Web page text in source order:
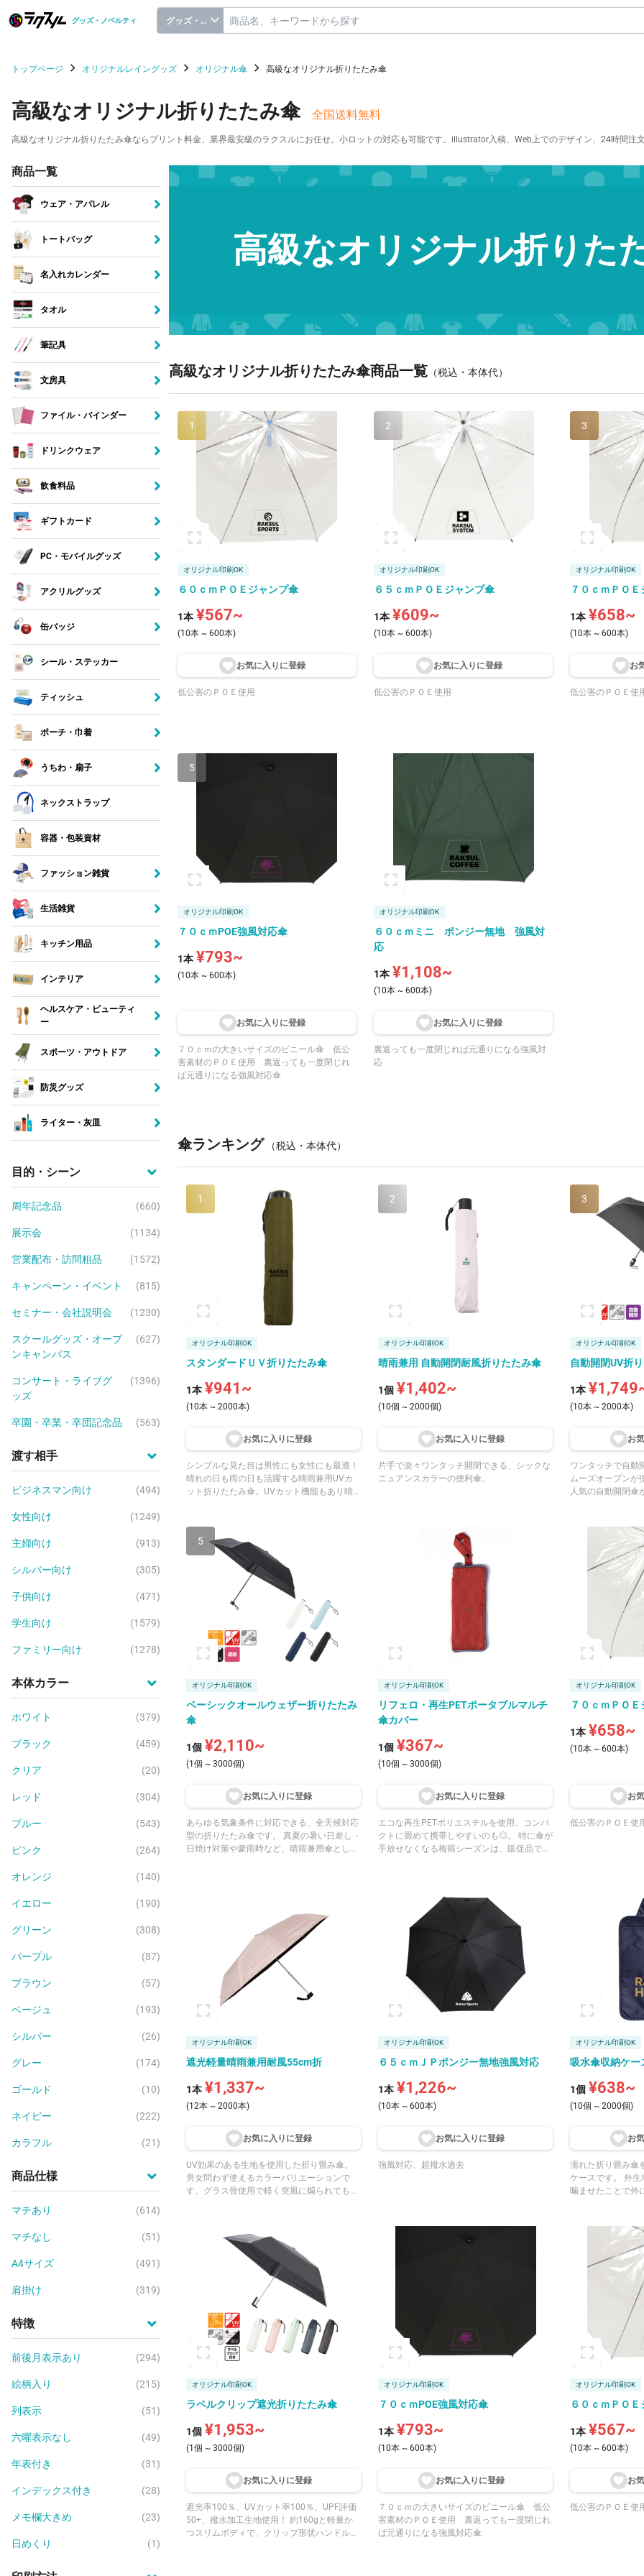
グッズ・ノベルティ グッズ・ノベルティ
トップページ オリジナルレイングッズ オリジナル傘 高級なオリジナル折りたたみ傘
高級なオリジナル折りたたみ傘 全国送料無料
高級なオリジナル折りたたみ傘ならプリント料金、業界最安級のラクスルにお任せ。小ロットの対応も可能です。illustrator入稿、Web上でのデザイン、24時間注
商品一覧
ウェア・アパレル
トートバッグ
名入れカレンダー
タオル
筆記具
文房具
ファイル・バインダー
ドリンクウェア
飲食料品
ギフトカード
PC・モバイルグッズ
アクリルグッズ
缶バッジ
シール・ステッカー
ティッシュ
ポーチ・巾着
うちわ・扇子
ネックストラップ
容器・包装資材
ファッション雑貨
生活雑貨
キッチン用品
インテリア
ヘルスケア・ビューティ
ー
スポーツ・アウトドア
防災グッズ
ライター・灰皿
目的・シーン
周年記念品 (660)
展示会 (1134)
営業配布・訪問粗品 (1572)
キャンペーン・イベント (815)
セミナー・会社説明会 (1230)
スクールグッズ・オープ
ンキャンパス
(627)
コンサート・ライブグ
ッズ
(1396)
卒園・卒業・卒団記念品 (563)
渡す相手
ビジネスマン向け (494)
女性向け (1249)
主婦向け (913)
シルバー向け (305)
子供向け (471)
学生向け (1579)
ファミリー向け (1278)
本体カラー
ホワイト (379)
ブラック (459)
クリア (20)
レッド (304)
ブルー (543)
ピンク (264)
オレンジ (140)
イエロー (190)
グリーン (308)
パープル (87)
ブラウン (57)
ベージュ (193)
シルバー (26)
グレー (174)
ゴールド (10)
ネイビー (222)
カラフル (21)
商品仕様
マチあり (614)
マチなし (51)
A4サイズ (491)
肩掛け (319)
特徴
前後月表示あり (294)
絵柄入り (215)
列表示 (51)
六曜表示なし (49)
年表付き (31)
インデックス付き (28)
メモ欄大きめ (23)
日めくり (1)
高級なオリジナル折りた
高級なオリジナル折りたたみ傘商品一覧（税込・本体代）
1
オリジナル印刷OK
６０ｃｍＰＯＥジャンプ傘
1本 ¥567~
(10本 ~ 600本)
お気に入りに登録
低公害のＰＯＥ使用
2
オリジナル印刷OK
６５ｃｍＰＯＥジャンプ傘
1本 ¥609~
(10本 ~ 600本)
お気に入りに登録
低公害のＰＯＥ使用
3
オリジナル印刷OK
７０ｃｍＰＯ
1本 ¥658~
(10本 ~ 600本)
お
低公害のＰＯＥ使
5
オリジナル印刷OK
７０ｃｍPOE強風対応傘
1本 ¥793~
(10本 ~ 600本)
お気に入りに登録
７０ｃｍの大きいサイズのビニール傘 低公
害素材のＰＯＥ使用 裏返っても一度閉じれ
ば元通りになる強風対応傘
オリジナル印刷OK
６０ｃｍミニ ポンジー無地 強風対
応
1本 ¥1,108~
(10本 ~ 600本)
お気に入りに登録
裏返っても一度閉じれば元通りになる強風対
応
傘ランキング （税込・本体代）
1
オリジナル印刷OK
スタンダードＵＶ折りたたみ傘
1本 ¥941~
(10本 ~ 2000本)
お気に入りに登録
シンプルな見た目は男性にも女性にも最適！
晴れの日も雨の日も活躍する晴雨兼用UVカ
ット折りたたみ傘。UVカット機能もあり晴
2
オリジナル印刷OK
晴雨兼用 自動開閉耐風折りたたみ傘
1個 ¥1,402~
(10個 ~ 2000個)
お気に入りに登録
片手で楽々ワンタッチ開閉できる、シックな
ニュアンスカラーの便利傘。
3
オリジナル印刷OK
自動開閉UV折
1本
(10本 ~ 2000本)
お
ワンタッチで自動
ムーズオープンが
人気の自動開閉傘
でも安価かつ ベーシックで使いやすいブラッ
ク・ネイビーの2
案が可能です。 傘袋と本体傘パネルに印刷が
単色またはフル
オリジナルロゴ
ント物販、ビジ
5
オリジナル印刷OK
ベーシックオールウェザー折りたたみ
傘
1個 ¥2,110~
(1個 ~ 3000個)
お気に入りに登録
あらゆる気象条件に対応できる、全天候対応
型の折りたたみ傘です。 真夏の暑い日差し・
日焼け対策や豪雨時など、晴雨兼用傘として
オリジナリティの高いアイテムを製作いただ
オリジナル印刷OK
リフェロ・再生PETポータブルマルチ
傘カバー
1個 ¥367~
(10個 ~ 3000個)
お気に入りに登録
エコな再生PETポリエステルを使用。コンパ
クトに畳めて携帯しやすいのも◎。 特に傘が
手放せなくなる梅雨シーズンは、販促品でも
デムでワンランク上のアピールを。
オリジナル印刷OK
７０ｃｍＰＯ
1本 ¥658~
(10本 ~ 600本)
お
低公害のＰＯＥ使
オリジナル印刷OK
遮光軽量晴雨兼用耐風55cm折
1本 ¥1,337~
(12本 ~ 2000本)
お気に入りに登録
UV効果のある生地を使用した折り畳み傘。
男女問わず使えるカラーバリエーションで
す。グラス骨使用で軽く突風に煽られてもあ
オリジナル印刷OK
６５ｃｍＪＰポンジー無地強風対応
1本 ¥1,226~
(10本 ~ 600本)
お気に入りに登録
強風対応、超撥水過去
オリジナル印刷OK
吸水傘収納ケー
1個 ¥638~
(10個 ~ 2000個)
お
濡れた折り畳み傘
ケースです。 外生地と内生地の間に不織布を
噛ませたことで外
ァスナーを綴じず
えの靴下などの
て便利です。 また上部が半分ほど空いている
仕様で、柄の長
フルカラー印刷で名入
は名入れ範囲が
記念品や アニメ・アーティストなどのエンタ
メ物販としてもお
オリジナル印刷OK
ラペルクリップ遮光折りたたみ傘
1個 ¥1,953~
(1個 ~ 3000個)
お気に入りに登録
遮光率100％、UVカット率100％、UPF評価
50+、撥水加工生地使用！ 約160gと軽量か
つスリムボディで、クリップ形状ハンドルが
オリジナル印刷OK
７０ｃｍPOE強風対応傘
1本 ¥793~
(10本 ~ 600本)
お気に入りに登録
７０ｃｍの大きいサイズのビニール傘 低公
害素材のＰＯＥ使用 裏返っても一度閉じれ
ば元通りになる強風対応傘
オリジナル印刷OK
６０ｃｍＰＯ
1本 ¥567~
(10本 ~ 600本)
お
低公害のＰＯＥ使